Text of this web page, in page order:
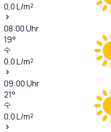
0,0L/m²
08:00Uhr
19°
0,0L/m²
09:00Uhr
21°
0,0L/m²